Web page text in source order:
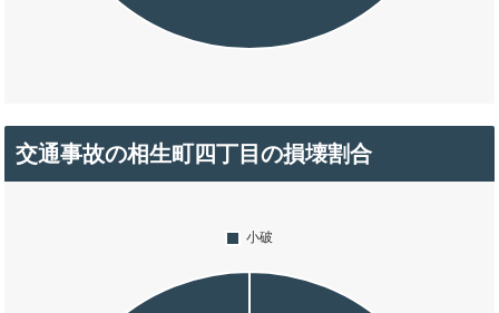
交通事故の相生町四丁目の損壊割合